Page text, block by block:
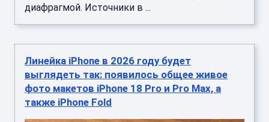
диафрагмой. Источники в ...
Линейка iPhone в 2026 году будет
выглядеть так: появилось общее живое
фото макетов iPhone 18 Pro и Pro Max, а
также iPhone Fold